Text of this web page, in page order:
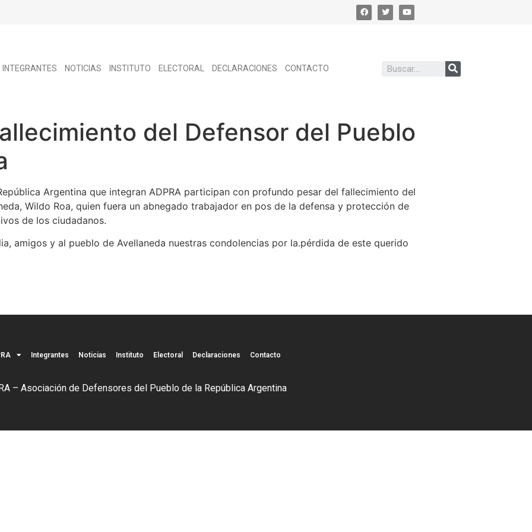
INTEGRANTES NOTICIAS INSTITUTO ELECTORAL DECLARACIONES CONTACTO
del Defensor del Pueblo
Argentina que integran ADPRA participan con profundo pesar del fallecimiento del
Wildo Roa, quien fuera un abnegado trabajador en pos de la defensa y protección de
de los ciudadanos.
amigos y al pueblo de Avellaneda nuestras condolencias por la.pérdida de este querido
Integrantes Noticias Instituto Electoral Declaraciones Contacto
– Asociación de Defensores del Pueblo de la República Argentina